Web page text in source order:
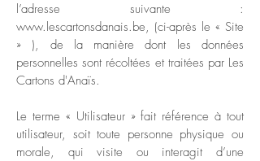
l’adresse suivante :
www.lescartonsdanais.be, (ci-après le « Site
» ), de la manière dont les données
personnelles sont récoltées et traitées par Les
Cartons d'Anaïs.
Le terme « Utilisateur » fait référence à tout
utilisateur, soit toute personne physique ou
morale, qui visite ou interagit d’une